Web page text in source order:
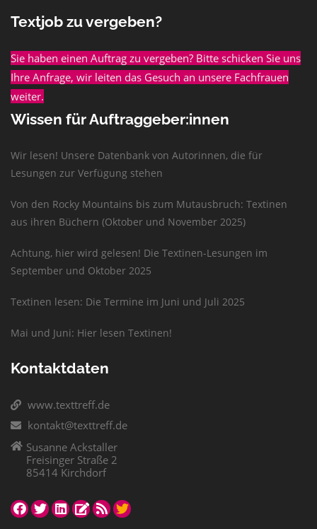
Textjob zu vergeben?
Sie haben einen Auftrag zu vergeben? Bitte schicken Sie uns
Ihre Anfrage, wir leiten das Gesuch an unsere Fachfrauen
weiter.
Wissen für Auftraggeber:innen
Wir lesen! Unsere Datenbank von Autorinnen, die für
Lesungen zur Verfügung stehen
Von den Rocky Mountains bis zum Mutausbruch: Textinen
aus ihren Büchern (Oktober und November 2025)
Achtung, hier wird gelesen! Die Textinen-Lesungen im
September und Oktober 2025
Textinen lesen: Die Termine im Juni und Juli 2025
Mai und Juni: Hier lesen Textinen!
Kontaktdaten
www.texttreff.de
kontakt@texttreff.de
Susanne Ackstaller
Freisinger Straße 2
85414 Kirchdorf